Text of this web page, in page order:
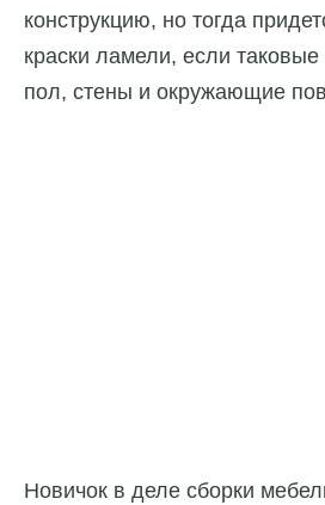
конструкцию, но тогда
краски ламели, если
пол, стены и окружающие
Новичок в деле сборки